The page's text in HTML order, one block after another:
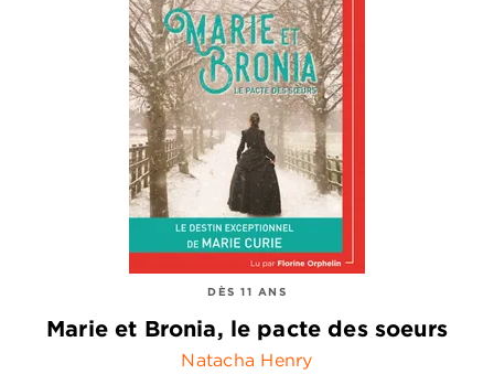
DÈS 11 ANS
Marie et Bronia, le pacte des soeurs
Natacha Henry